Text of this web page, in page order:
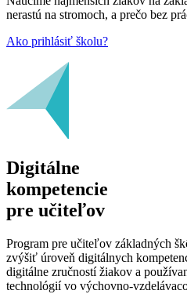
nerastú na stromoch, a prečo bez
Ako prihlásiť školu?
Digitálne
kompetencie
pre učiteľov
Program pre učiteľov základných
zvýšiť úroveň digitálnych
digitálne zručností žiakov a
technológií vo výchovno-